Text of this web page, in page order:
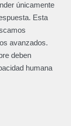
únicamente
Esta
avanzados.
deben
humana